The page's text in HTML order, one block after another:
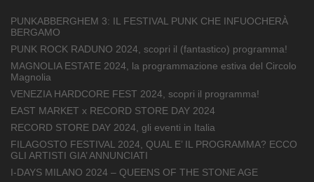
PUNKABBERGHEM 3: IL FESTIVAL PUNK CHE INFUOCHERÀ
BERGAMO
PUNK ROCK RADUNO 2024, scopri il (fantastico) programma!
MAGNOLIA ESTATE 2024, la programmazione estiva del Circolo
Magnolia
VENEZIA HARDCORE FEST 2024, scopri il programma!
EAST MARKET x RECORD STORE DAY 2024
RECORD STORE DAY 2024, gli eventi in Italia
FILAGOSTO FESTIVAL 2024, QUAL E’ IL PROGRAMMA? ECCO
GLI ARTISTI GIA’ ANNUNCIATI
I-DAYS MILANO 2024 – QUEENS OF THE STONE AGE